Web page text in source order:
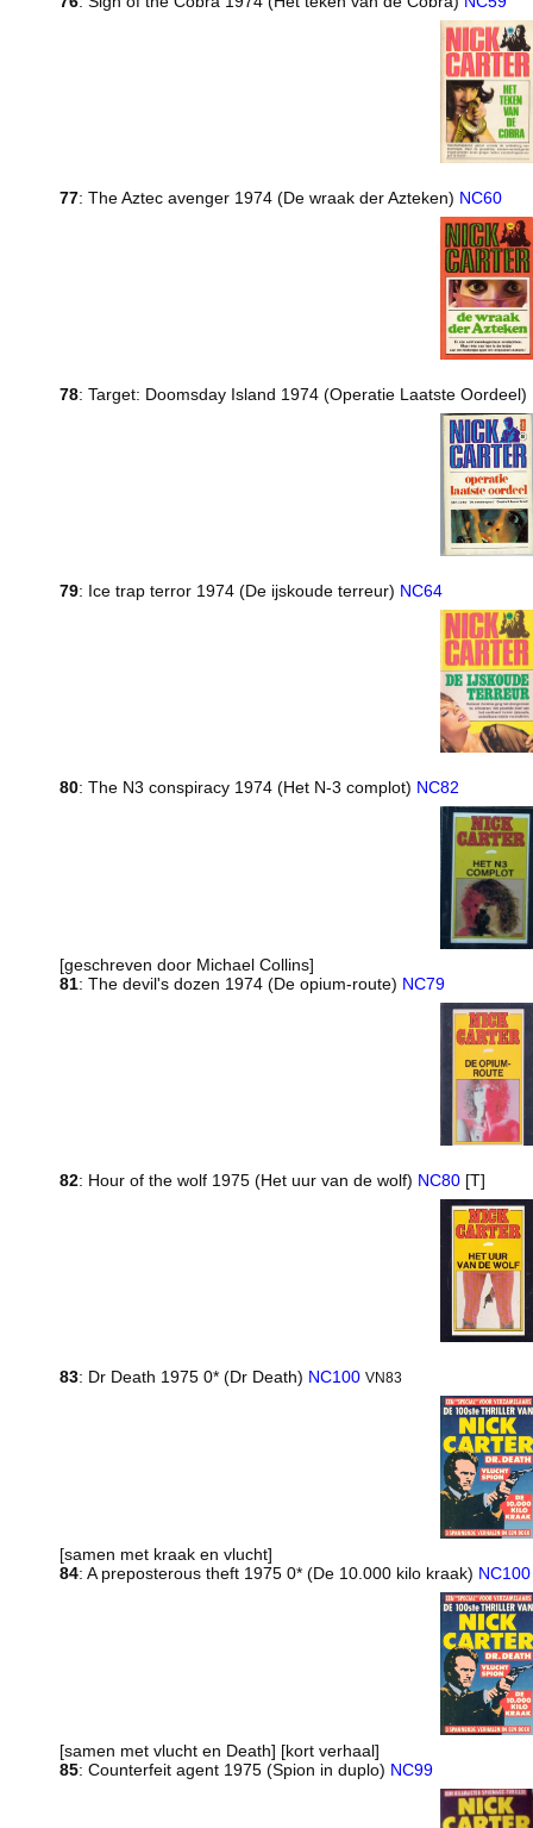
77: The Aztec avenger 1974 (De wraak der Azteken) NC60
78: Target: Doomsday Island 1974 (Operatie Laatste Oordeel)
79: Ice trap terror 1974 (De ijskoude terreur) NC64
80: The N3 conspiracy 1974 (Het N-3 complot) NC82
[geschreven door Michael Collins]
81: The devil's dozen 1974 (De opium-route) NC79
82: Hour of the wolf 1975 (Het uur van de wolf) NC80 [T]
83: Dr Death 1975 0* (Dr Death) NC100 VN83
[samen met kraak en vlucht]
84: A preposterous theft 1975 0* (De 10.000 kilo kraak) NC100
[samen met vlucht en Death] [kort verhaal]
85: Counterfeit agent 1975 (Spion in duplo) NC99